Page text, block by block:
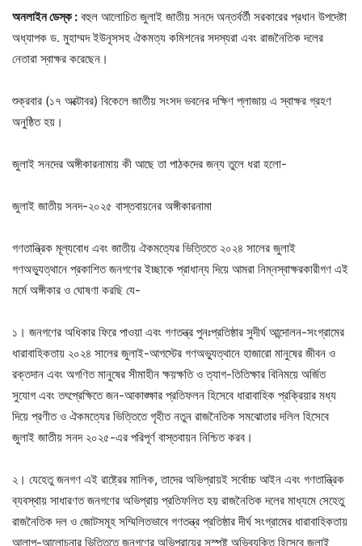
অনলাইন ডেস্ক : বহুল আলোচিত জুলাই জাতীয় সনদে অন্তর্বর্তী সরকারের প্রধান উপদেষ্টা
অধ্যাপক ড. মুহাম্মদ ইউনূসসহ ঐকমত্য কমিশনের সদস্যরা এবং রাজনৈতিক দলের
নেতারা স্বাক্ষর করেছেন।
শুক্রবার (১৭ অক্টোবর) বিকেলে জাতীয় সংসদ ভবনের দক্ষিণ প্লাজায় এ স্বাক্ষর গ্রহণ
অনুষ্ঠিত হয়।
জুলাই সনদের অঙ্গীকারনামায় কী আছে তা পাঠকদের জন্য তুলে ধরা হলো-
জুলাই জাতীয় সনদ-২০২৫ বাস্তবায়নের অঙ্গীকারনামা
গণতান্ত্রিক মূল্যবোধ এবং জাতীয় ঐকমত্যের ভিত্তিতে ২০২৪ সালের জুলাই
গণঅভ্যুত্থানে প্রকাশিত জনগণের ইচ্ছাকে প্রাধান্য দিয়ে আমরা নিম্নস্বাক্ষরকারীগণ এই
মর্মে অঙ্গীকার ও ঘোষণা করছি যে-
১। জনগণের অধিকার ফিরে পাওয়া এবং গণতন্ত্র পুনঃপ্রতিষ্ঠার সুদীর্ঘ আন্দোলন-সংগ্রামের
ধারাবাহিকতায় ২০২৪ সালের জুলাই-আগস্টের গণঅভ্যুত্থানে হাজারো মানুষের জীবন ও
রক্তদান এবং অগণিত মানুষের সীমাহীন ক্ষয়ক্ষতি ও ত্যাগ-তিতিক্ষার বিনিময়ে অর্জিত
সুযোগ এবং তৎপ্রেক্ষিতে জন-আকাঙ্ক্ষার প্রতিফলন হিসেবে ধারাবাহিক প্রক্রিয়ার মধ্য
দিয়ে প্রণীত ও ঐকমত্যের ভিত্তিতে গৃহীত নতুন রাজনৈতিক সমঝোতার দলিল হিসেবে
জুলাই জাতীয় সনদ ২০২৫-এর পরিপূর্ণ বাস্তবায়ন নিশ্চিত করব।
২। যেহেতু জনগণ এই রাষ্ট্রের মালিক, তাদের অভিপ্রায়ই সর্বোচ্চ আইন এবং গণতান্ত্রিক
ব্যবস্থায় সাধারণত জনগণের অভিপ্রায় প্রতিফলিত হয় রাজনৈতিক দলের মাধ্যমে সেহেতু
রাজনৈতিক দল ও জোটসমূহ সম্মিলিতভাবে গণতন্ত্র প্রতিষ্ঠার দীর্ঘ সংগ্রামের ধারাবাহিকতায়
আলাপ-আলোচনার ভিত্তিতে জনগণের অভিপ্রায়ের সুস্পষ্ট অভিব্যক্তি হিসেবে জুলাই